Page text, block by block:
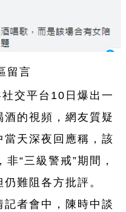
留言
交平台10日爆出一
的視頻，網友質疑
天深夜回應稱，該
“三級警戒”期間，
難阻各方批評。
者會中，陳時中談